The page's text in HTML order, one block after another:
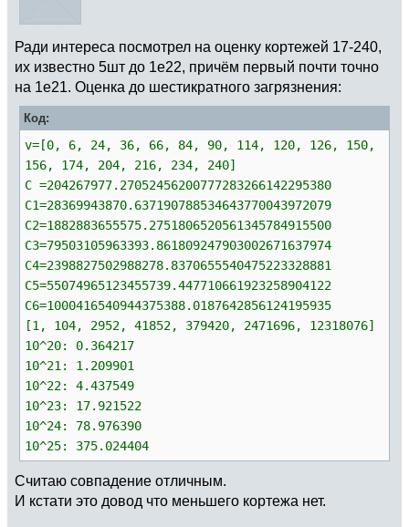
Ради интереса посмотрел на оценку кортежей 17-240,
их известно 5шт до 1e22, причём первый почти точно
на 1e21. Оценка до шестикратного загрязнения:
Код:
v=[0, 6, 24, 36, 66, 84, 90, 114, 120, 126, 150,
156, 174, 204, 216, 234, 240]
C =204267977.27052456200777283266142295380
C1=28369943870.637190788534643770043972079
C2=1882883655575.2751806520561345784915500
C3=79503105963393.861809247903002671637974
C4=2398827502988278.8370655540475223328881
C5=55074965123455739.447710661923258904122
C6=1000416540944375388.0187642856124195935
[1, 104, 2952, 41852, 379420, 2471696, 12318076]
10^20: 0.364217
10^21: 1.209901
10^22: 4.437549
10^23: 17.921522
10^24: 78.976390
10^25: 375.024404
Считаю совпадение отличным.
И кстати это довод что меньшего кортежа нет.